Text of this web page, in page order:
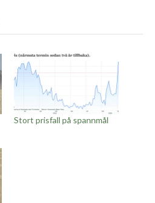
Stort prisfall på spannmål